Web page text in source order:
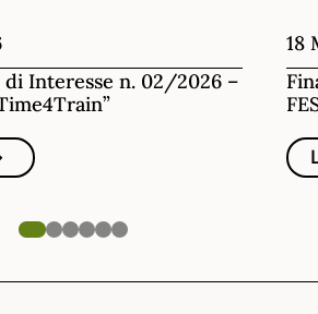
Interesse n. 02/2026 –
18